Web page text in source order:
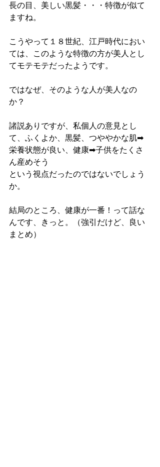
長の目、美しい黒髪・・・特徴が似て
ますね。
こうやって１８世紀、江戸時代におい
ては、このような特徴の方が美人とし
てモテモテだったようです。
ではなぜ、そのような人が美人なの
か？
諸説ありですが、私個人の意見とし
て、ふくよか、黒髪、つややかな肌➡
栄養状態が良い、健康➡子供をたくさ
ん産めそう
という視点だったのではないでしょう
か。
結局のところ、健康が一番！って話な
んです、きっと。（強引だけど、良い
まとめ）